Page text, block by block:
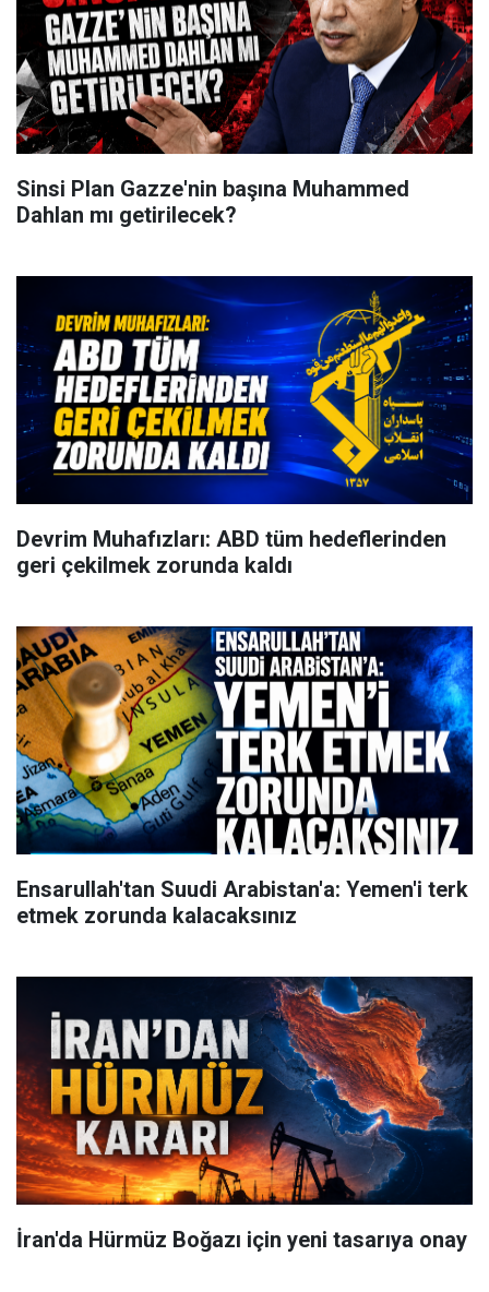
Sinsi Plan Gazze'nin başına Muhammed
Dahlan mı getirilecek?
Devrim Muhafızları: ABD tüm hedeflerinden
geri çekilmek zorunda kaldı
Ensarullah'tan Suudi Arabistan'a: Yemen'i terk
etmek zorunda kalacaksınız
İran'da Hürmüz Boğazı için yeni tasarıya onay